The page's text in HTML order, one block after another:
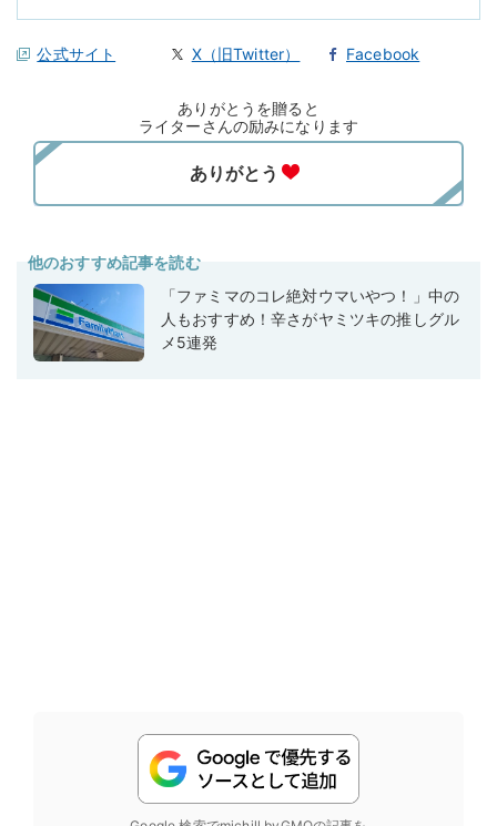
公式サイト X（旧Twitter） Facebook
ありがとうを贈ると
ライターさんの励みになります
他のおすすめ記事を読む
「ファミマのコレ絶対ウマいやつ！」中の
人もおすすめ！辛さがヤミツキの推しグル
メ5連発